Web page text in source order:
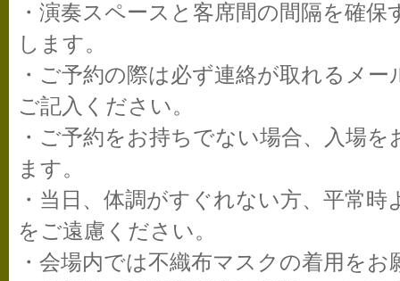
・演奏スペースと客席間の間隔を確
します。
・ご予約の際は必ず連絡が取れるメ
ご記入ください。
・ご予約をお持ちでない場合、入場
ます。
・当日、体調がすぐれない方、平常
をご遠慮ください。
・会場内では不織布マスクの着用をお